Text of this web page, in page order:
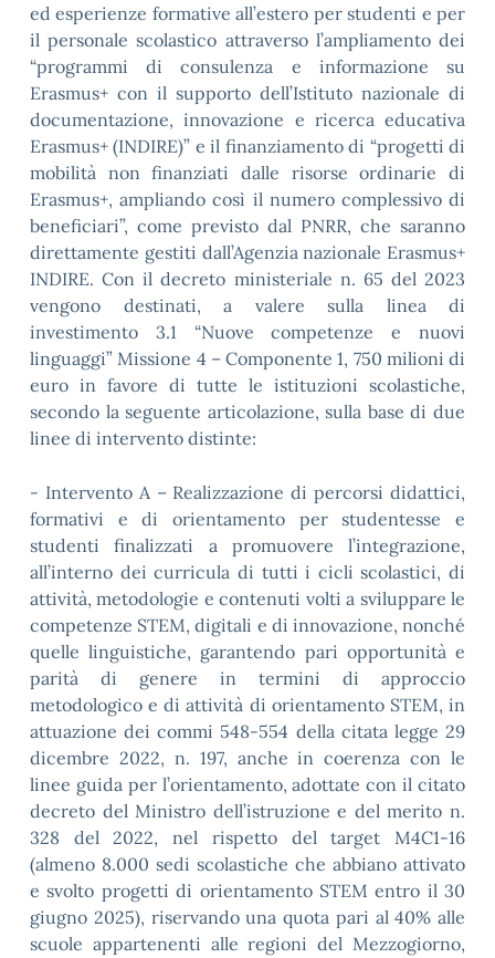
ed esperienze formative all’estero per studenti e per
il personale scolastico attraverso l’ampliamento dei
“programmi di consulenza e informazione su
Erasmus+ con il supporto dell’Istituto nazionale di
documentazione, innovazione e ricerca educativa
Erasmus+ (INDIRE)” e il finanziamento di “progetti di
mobilità non finanziati dalle risorse ordinarie di
Erasmus+, ampliando così il numero complessivo di
beneficiari”, come previsto dal PNRR, che saranno
direttamente gestiti dall’Agenzia nazionale Erasmus+
INDIRE. Con il decreto ministeriale n. 65 del 2023
vengono destinati, a valere sulla linea di
investimento 3.1 “Nuove competenze e nuovi
linguaggi” Missione 4 – Componente 1, 750 milioni di
euro in favore di tutte le istituzioni scolastiche,
secondo la seguente articolazione, sulla base di due
linee di intervento distinte:
- Intervento A – Realizzazione di percorsi didattici,
formativi e di orientamento per studentesse e
studenti finalizzati a promuovere l’integrazione,
all’interno dei curricula di tutti i cicli scolastici, di
attività, metodologie e contenuti volti a sviluppare le
competenze STEM, digitali e di innovazione, nonché
quelle linguistiche, garantendo pari opportunità e
parità di genere in termini di approccio
metodologico e di attività di orientamento STEM, in
attuazione dei commi 548-554 della citata legge 29
dicembre 2022, n. 197, anche in coerenza con le
linee guida per l’orientamento, adottate con il citato
decreto del Ministro dell’istruzione e del merito n.
328 del 2022, nel rispetto del target M4C1-16
(almeno 8.000 sedi scolastiche che abbiano attivato
e svolto progetti di orientamento STEM entro il 30
giugno 2025), riservando una quota pari al 40% alle
scuole appartenenti alle regioni del Mezzogiorno,